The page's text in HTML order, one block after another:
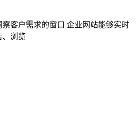
客户需求的窗口 企业网站能够实时
、浏览